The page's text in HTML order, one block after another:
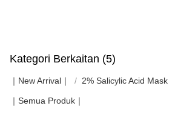
Kategori Berkaitan (5)
｜New Arrival｜ 2% Salicylic Acid Mask
｜Semua Produk｜